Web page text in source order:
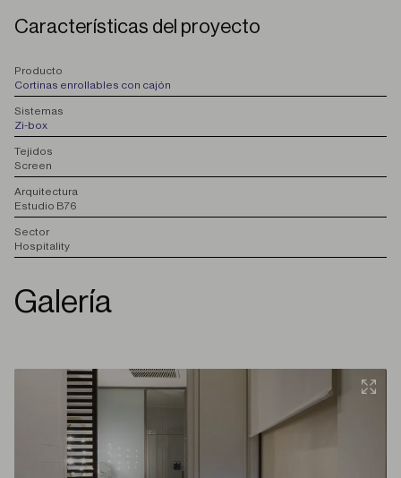
Características del proyecto
Producto
Cortinas enrollables con cajón
Sistemas
Zi-box
Tejidos
Screen
Arquitectura
Estudio B76
Sector
Hospitality
Galería